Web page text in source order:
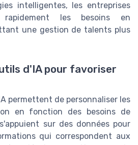
intelligentes, les entreprises
les besoins en
une gestion de talents plus
d'IA pour favoriser
permettent de personnaliser les
en fonction des besoins de
sur des données pour
qui correspondent aux